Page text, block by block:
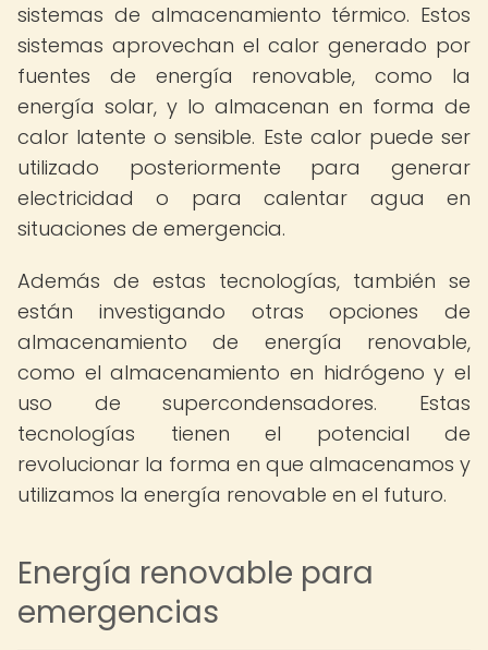
sistemas de almacenamiento térmico. Estos
sistemas aprovechan el calor generado por
fuentes de energía renovable, como la
energía solar, y lo almacenan en forma de
calor latente o sensible. Este calor puede ser
utilizado posteriormente para generar
electricidad o para calentar agua en
situaciones de emergencia.
Además de estas tecnologías, también se
están investigando otras opciones de
almacenamiento de energía renovable,
como el almacenamiento en hidrógeno y el
uso de supercondensadores. Estas
tecnologías tienen el potencial de
revolucionar la forma en que almacenamos y
utilizamos la energía renovable en el futuro.
Energía renovable para
emergencias